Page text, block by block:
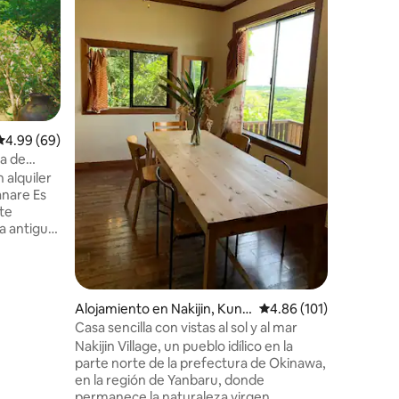
promedio: 4.99 de 5, 69 reseñas
4.99 (69)
de
de
alquiler
Es
antigua
los
Alojamiento en Nakijin, Kuni
gami District
Calificación promedio:
4.86 (101)
Casa sencilla con vistas al sol y al mar
Nakijin Village, un pueblo idílico en la
parte norte de la prefectura de Okinawa,
en la región de Yanbaru, donde